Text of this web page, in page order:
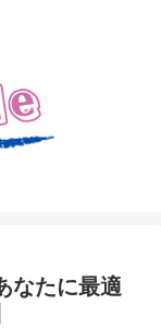
なたに最適